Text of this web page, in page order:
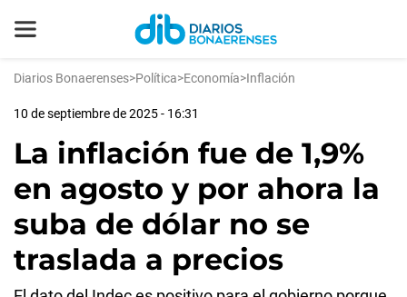
Diarios Bonaerenses>Política>Economía>Inflación
10 de septiembre de 2025 - 16:31
La inflación fue de 1,9%
en agosto y por ahora la
suba de dólar no se
traslada a precios